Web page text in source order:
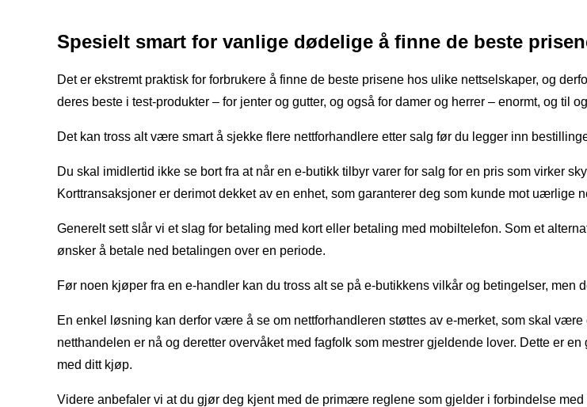
Spesielt smart for vanlige dødelige å finne de beste
Det er ekstremt praktisk for forbrukere å finne de beste prisene hos ulike nettselskaper, og
deres beste i test-produkter – for jenter og gutter, og også for damer og herrer – enormt, og til
Det kan tross alt være smart å sjekke flere nettforhandlere etter salg før du legger inn
Du skal imidlertid ikke se bort fra at når en e-butikk tilbyr varer for salg for en pris som virker
Korttransaksjoner er derimot dekket av en enhet, som garanterer deg som kunde mot uærlige
Generelt sett slår vi et slag for betaling med kort eller betaling med mobiltelefon. Som et
ønsker å betale ned betalingen over en periode.
Før noen kjøper fra en e-handler kan du tross alt se på e-butikkens vilkår og betingelser, men
En enkel løsning kan derfor være å se om nettforhandleren støttes av e-merket, som skal
netthandelen er nå og deretter overvåket med fagfolk som mestrer gjeldende lover. Dette er
med ditt kjøp.
Videre anbefaler vi at du gjør deg kjent med de primære reglene som gjelder i forbindelse